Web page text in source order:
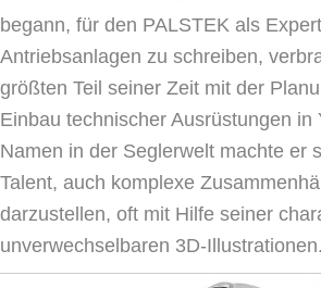
begann, für den PALSTEK als
Antriebsanlagen zu schreiben,
größten Teil seiner Zeit mit der
Einbau technischer Ausrüstungen in
Namen in der Seglerwelt machte er
Talent, auch komplexe
darzustellen, oft mit Hilfe seiner
unverwechselbaren 3D-Illustrationen.